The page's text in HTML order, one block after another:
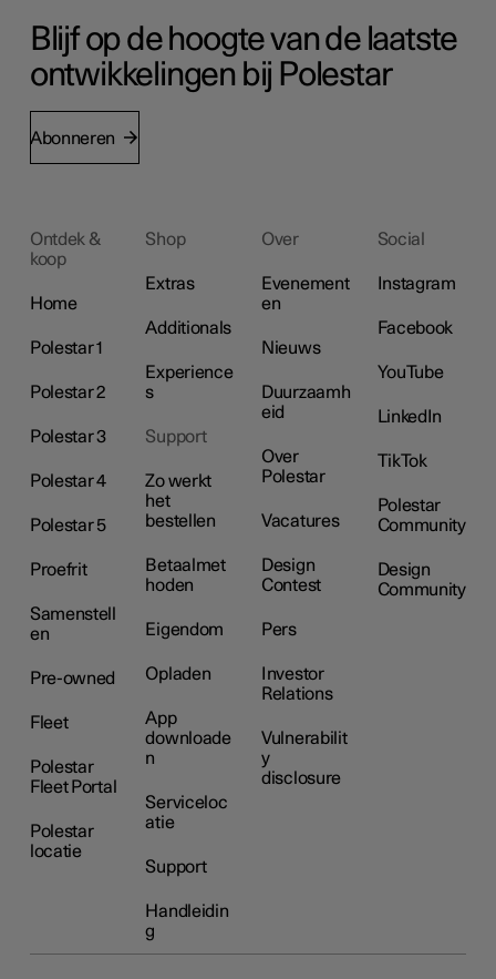
Blijf op de hoogte van de laatste
ontwikkelingen bij Polestar
Abonneren
Ontdek &
koop
Home
Polestar 1
Polestar 2
Polestar 3
Polestar 4
Polestar 5
Proefrit
Samenstell
en
Pre-owned
Fleet
Polestar
Fleet Portal
Polestar
locatie
Shop
Extras
Additionals
Experience
s
Support
Zo werkt
het
bestellen
Betaalmet
hoden
Eigendom
Opladen
App
downloade
n
Serviceloc
atie
Support
Handleidin
g
Over
Evenement
en
Nieuws
Duurzaamh
eid
Over
Polestar
Vacatures
Design
Contest
Pers
Investor
Relations
Vulnerabilit
y
disclosure
Social
Instagram
Facebook
YouTube
LinkedIn
TikTok
Polestar
Community
Design
Community